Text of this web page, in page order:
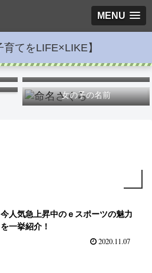
MENU
女の子の名前
今人気急上昇中のｅスポーツの魅力
を一挙紹介！
2020.11.07